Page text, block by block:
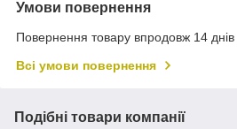
Умови повернення
Повернення товару впродовж 14
Всі умови повернення
Подібні товари компанії